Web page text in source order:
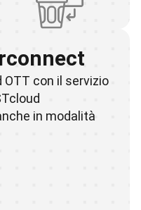
OTT con il servizio
in modalità